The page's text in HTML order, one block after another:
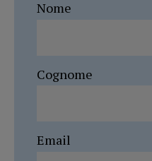
Nome
Cognome
Email